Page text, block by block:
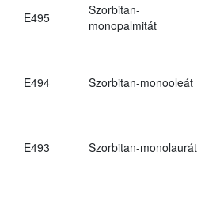
E495
Szorbitan-
monopalmitát
E494 Szorbitan-monooleát
E493 Szorbitan-monolaurát